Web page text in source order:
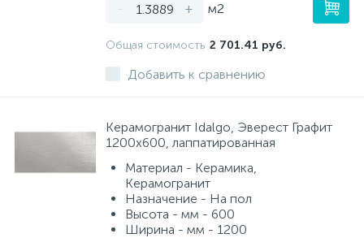
- + м2
Общая стоимость 2 701.41 руб.
Добавить к сравнению
Керамогранит Idalgo, Эверест Графит
1200х600, лаппатированная
Материал - Керамика,
Керамогранит
Назначение - На пол
Высота - мм - 600
Ширина - мм - 1200